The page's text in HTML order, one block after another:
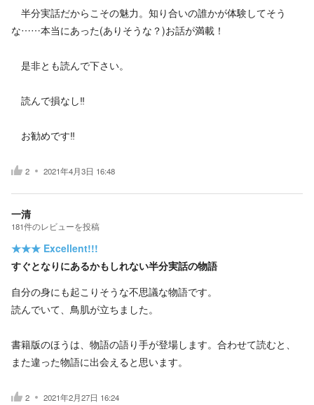
半分実話だからこその魅力。知り合いの誰かが体験してそう
な……本当にあった(ありそうな？)お話が満載！
是非とも読んで下さい。
読んで損なし‼️
お勧めです‼️
2 2021年4月3日 16:48
一清
181件のレビューを投稿
★★★ Excellent!!!
すぐとなりにあるかもしれない半分実話の物語
自分の身にも起こりそうな不思議な物語です。
読んでいて、鳥肌が立ちました。
書籍版のほうは、物語の語り手が登場します。合わせて読むと、
また違った物語に出会えると思います。
2 2021年2月27日 16:24